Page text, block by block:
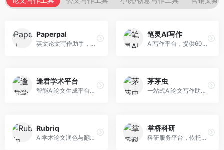
Paperpal
英文论文写作助手，专注于学术英语润色。面向需要发表国际期刊的研究者，提供语法检查、学术表达优化、格式规范等服务，英语表达地道专业。
笔灵AI写作
AI写作平台，提供600+写作模板。面向学生、职场人士和内容创作者，支持论文、公文、营销文案等多种文体，模板丰富，一键生成，写作效率大幅提升。
逢君学术平台
智能AI论文生成平台，支持查重检测。面向高校学生和研究人员，提供论文选题、内容生成、查重修改等一站式服务，学术写作流程完整。
茅茅虫
一站式AI论文写作助手，覆盖学术写作全场景。面向高校学生和科研人员，提供开题报告、文献综述、论文正文等写作服务，支持多学科多类型论文，操作简便。
Rubriq
AI学术论文润色与翻译平台。面向国际期刊投稿者，提供论文润色、翻译、格式调整等服务，支持多语言，学术表达专业规范。
掌桥科研
科研服务平台，依托3亿+真实文献数据库。面向学术研究者和学生，提供文献检索、论文写作、科研数据分析等服务，文献资源丰富，学术支持专业。